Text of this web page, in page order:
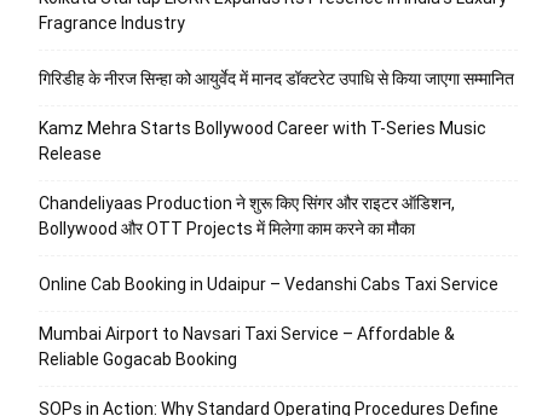
Fragrance Industry
गिरिडीह के नीरज सिन्हा को आयुर्वेद में मानद डॉक्टरेट उपाधि से किया जाएगा सम्मानित
Kamz Mehra Starts Bollywood Career with T-Series Music
Release
Chandeliyaas Production ने शुरू किए सिंगर और राइटर ऑडिशन,
Bollywood और OTT Projects में मिलेगा काम करने का मौका
Online Cab Booking in Udaipur – Vedanshi Cabs Taxi Service
Mumbai Airport to Navsari Taxi Service – Affordable &
Reliable Gogacab Booking
SOPs in Action: Why Standard Operating Procedures Define